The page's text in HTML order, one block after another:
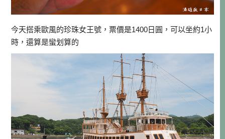
今天搭乘歐風的珍珠女王號，票價是1400日圓，可以坐約1小
時，還算是蠻划算的